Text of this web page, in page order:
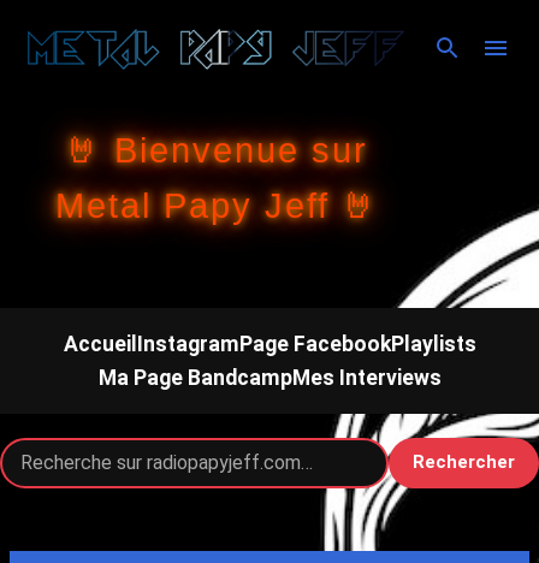
Accéder au contenu principal
🤘 Bienvenue sur
Metal Papy Jeff 🤘
Accueil InstagramPage FacebookPlaylists
Ma Page BandcampMes Interviews
Rechercher